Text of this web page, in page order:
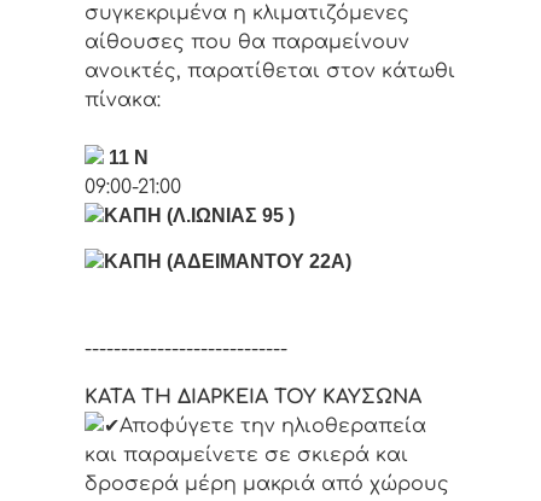
συγκεκριμένα η κλιματιζόμενες
αίθουσες που θα παραμείνουν
ανοικτές, παρατίθεται στον κάτωθι
πίνακα:
11 Ν
09:00-21:00
ΚΑΠΗ (Λ.ΙΩΝΙΑΣ 95 )
ΚΑΠΗ (ΑΔΕΙΜΑΝΤΟΥ 22Α)
----------------------------
ΚΑΤΑ ΤΗ ΔΙΑΡΚΕΙΑ ΤΟΥ ΚΑΥΣΩΝΑ
Αποφύγετε την ηλιοθεραπεία
και παραμείνετε σε σκιερά και
δροσερά μέρη μακριά από χώρους